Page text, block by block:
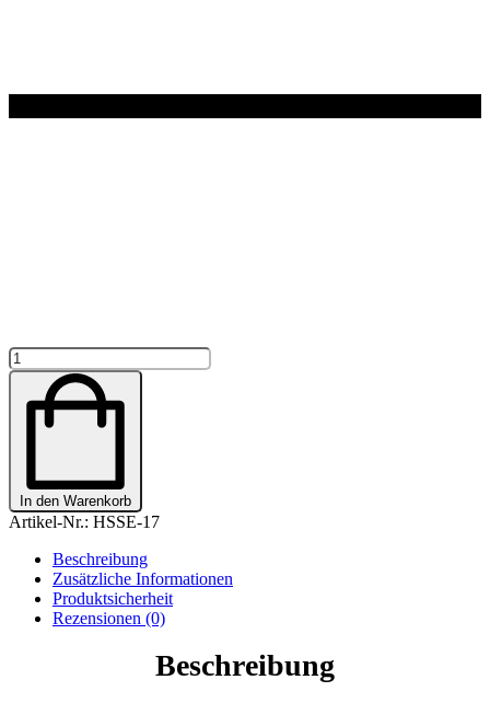
GLITZERSATTELSCHONER
SCHWARZ
"WESTERN"
MIT
SEITEPERSONALISIERT
Menge
In den Warenkorb
Artikel-Nr.: HSSE-17
Beschreibung
Zusätzliche Informationen
Produktsicherheit
Rezensionen (0)
Beschreibung